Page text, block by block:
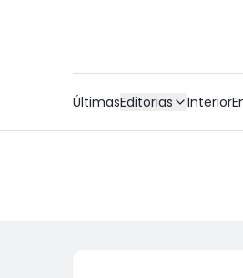
ÚltimasEditorias Interior